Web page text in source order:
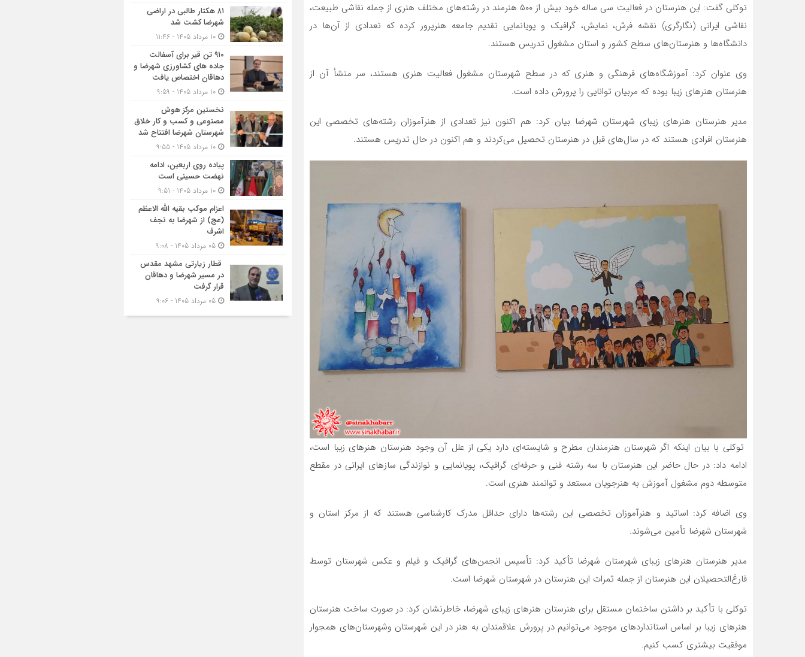
توکلی گفت: این هنرستان در فعالیت سی ساله خود بیش از ۵۰۰ هنرمند در رشته‌های مختلف هنری از جمله نقاشی طبیعت،
نقاشی ایرانی (نگارگری) نقشه فرش، نمایش، گرافیک و پویانمایی تقدیم جامعه هنرپرور کرده که تعدادی از آن‌ها در
دانشگاه‌ها و هنرستان‌های سطح کشور و استان مشغول تدریس هستند.
وی عنوان کرد: آموزشگاه‌های فرهنگی و هنری که در سطح شهرستان مشغول فعالیت هنری هستند، سر منشأ آن از
هنرستان هنرهای زیبا بوده که مربیان توانایی را پرورش داده است.
مدیر هنرستان هنرهای زیبای شهرستان شهرضا بیان کرد: هم اکنون نیز تعدادی از هنرآموزان رشته‌های تخصصی این
هنرستان افرادی هستند که در سال‌های قبل در هنرستان تحصیل می‌کردند و هم اکنون در حال تدریس هستند.
توکلی با بیان اینکه اگر شهرستان هنرمندان مطرح و شایسته‌ای دارد یکی از علل آن وجود هنرستان هنرهای زیبا است،
ادامه داد: در حال حاضر این هنرستان با سه رشته فنی و حرفه‌ای گرافیک، پویانمایی و نوازندگی سازهای ایرانی در مقطع
متوسطه دوم مشغول آموزش به هنرجویان مستعد و توانمند هنری است.
وی اضافه کرد: اساتید و هنرآموزان تخصصی این رشته‌ها دارای حداقل مدرک کارشناسی هستند که از مرکز استان و
شهرستان شهرضا تأمین می‌شوند.
مدیر هنرستان هنرهای زیبای شهرستان شهرضا تأکید کرد: تأسیس انجمن‌های گرافیک و فیلم و عکس شهرستان توسط
فارغ‌التحصیلان این هنرستان از جمله ثمرات این هنرستان در شهرستان شهرضا است.
توکلی با تأکید بر داشتن ساختمان مستقل برای هنرستان هنرهای زیبای شهرضا، خاطرنشان کرد: در صورت ساخت هنرستان
هنرهای زیبا بر اساس استانداردهای موجود می‌توانیم در پرورش علاقمندان به هنر در این شهرستان وشهرستان‌های همجوار
موفقیت بیشتری کسب کنیم.
۸۱ هکتار طالبی در اراضی
شهرضا کشت شد
۹۱۰ تن قیر برای آسفالت
جاده های کشاورزی شهرضا و
دهاقان اختصاص یافت
نخستین مرکز هوش
مصنوعی و کسب‌ و کار خلاق
شهرستان شهرضا افتتاح شد
پیاده روی اربعین، ادامه
نهضت حسینی است
اعزام موکب بقیه الله الاعظم
(عج) از شهرضا به نجف
اشرف
قطار زیارتی مشهد مقدس
در مسیر شهرضا و دهاقان
قرار گرفت